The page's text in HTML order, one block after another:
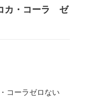
カ・コーラ ゼ
コーラゼロない